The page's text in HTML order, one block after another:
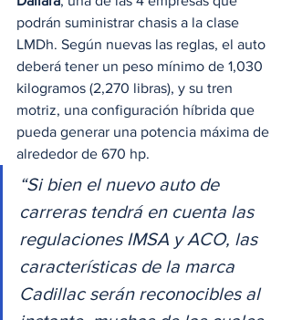
podrán suministrar chasis a la clase
LMDh. Según nuevas las reglas, el auto
deberá tener un peso mínimo de 1,030
kilogramos (2,270 libras), y su tren
motriz, una configuración híbrida que
pueda generar una potencia máxima de
alrededor de 670 hp.
“Si bien el nuevo auto de
carreras tendrá en cuenta las
regulaciones IMSA y ACO, las
características de la marca
Cadillac serán reconocibles al